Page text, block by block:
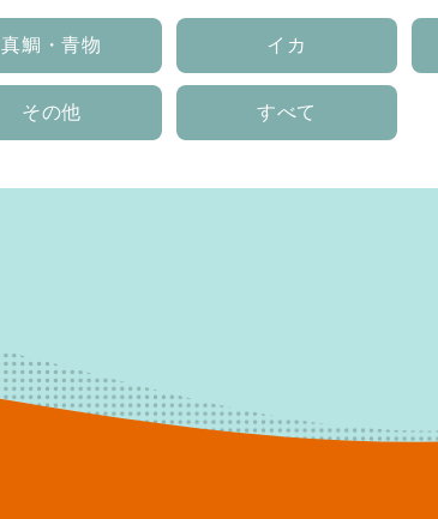
真鯛・青物 イカ
その他 すべて